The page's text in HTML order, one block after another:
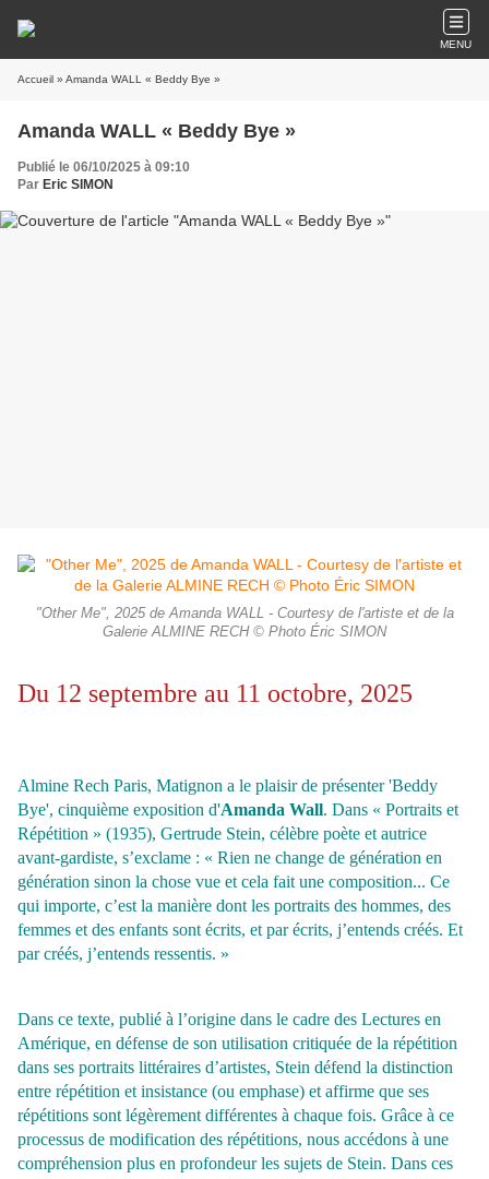
MENU
Accueil » Amanda WALL « Beddy Bye »
Amanda WALL « Beddy Bye »
Publié le 06/10/2025 à 09:10
Par Eric SIMON
"Other Me", 2025 de Amanda WALL - Courtesy de l'artiste et de la
Galerie ALMINE RECH © Photo Éric SIMON
Du 12 septembre au 11 octobre, 2025
Almine Rech Paris, Matignon a le plaisir de présenter 'Beddy
Bye', cinquième exposition d'Amanda Wall. Dans « Portraits et
Répétition » (1935), Gertrude Stein, célèbre poète et autrice
avant-gardiste, s’exclame : « Rien ne change de génération en
génération sinon la chose vue et cela fait une composition... Ce
qui importe, c’est la manière dont les portraits des hommes, des
femmes et des enfants sont écrits, et par écrits, j’entends créés. Et
par créés, j’entends ressentis. »
Dans ce texte, publié à l’origine dans le cadre des Lectures en
Amérique, en défense de son utilisation critiquée de la répétition
dans ses portraits littéraires d’artistes, Stein défend la distinction
entre répétition et insistance (ou emphase) et affirme que ses
répétitions sont légèrement différentes à chaque fois. Grâce à ce
processus de modification des répétitions, nous accédons à une
compréhension plus en profondeur les sujets de Stein. Dans ces